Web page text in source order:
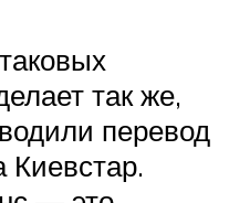
так же,
перевод
Киевстар.